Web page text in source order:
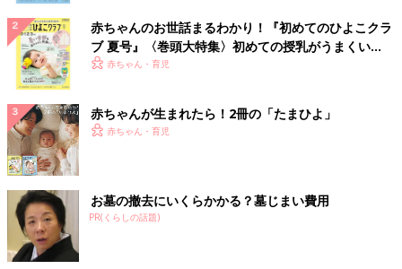
赤ちゃんのお世話まるわかり！『初めてのひよこクラ
ブ 夏号』〈巻頭大特集〉初めての授乳がうまくい
く！ おっぱい・ミルクの基本と夏のトラブル 解決テ
赤ちゃん・育児
赤ちゃんが生まれたら！2冊の「たまひよ」
赤ちゃん・育児
お墓の撤去にいくらかかる？墓じまい費用
PR(くらしの話題)